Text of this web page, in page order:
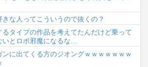
きな人ってこういうので抜くの？
るタイプの作品を考えてたんだけど乗って
とロボ邪魔になるな…
ンに出てくる方のジオングｗｗｗｗｗｗｗ